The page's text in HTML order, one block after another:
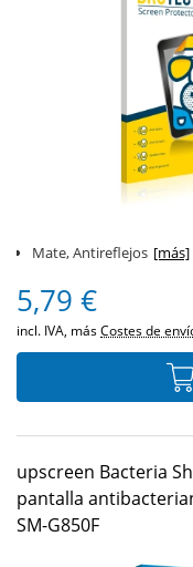
Mate, Antireflejos [más]
5,79 €
incl. IVA, másCostes de
upscreen Bacteria
pantalla
SM-G850F